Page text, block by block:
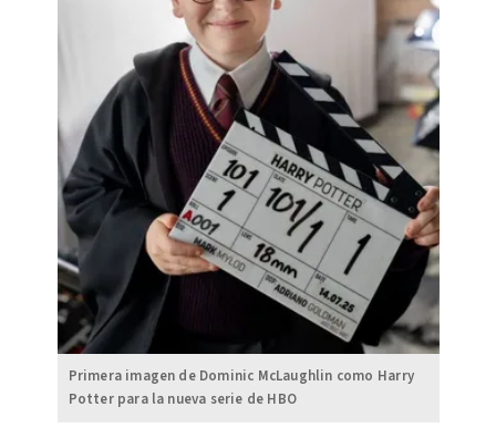
Primera imagen de Dominic McLaughlin como Harry
Potter para la nueva serie de HBO